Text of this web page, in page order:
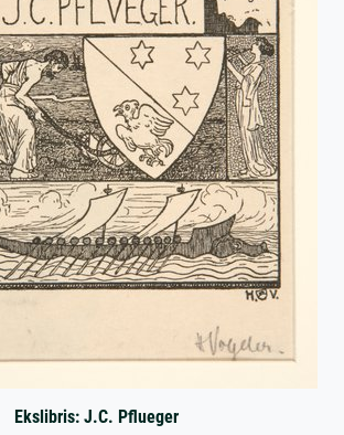
Ekslibris: J.C. Pflueger